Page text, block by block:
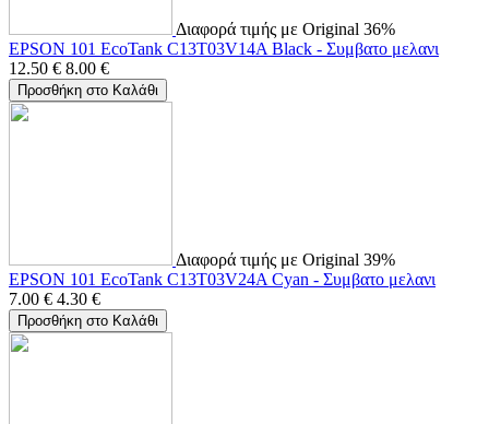
Διαφορά τιμής με Original 36%
EPSON 101 EcoTank C13T03V14A Black - Συμβατο μελανι
12.50 € 8.00 €
Προσθήκη στο Καλάθι
Διαφορά τιμής με Original 39%
EPSON 101 EcoTank C13T03V24A Cyan - Συμβατο μελανι
7.00 € 4.30 €
Προσθήκη στο Καλάθι